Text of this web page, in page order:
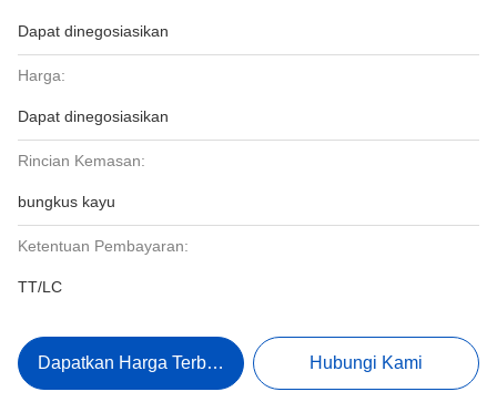
Dapat dinegosiasikan
Harga:
Dapat dinegosiasikan
Rincian Kemasan:
bungkus kayu
Ketentuan Pembayaran:
TT/LC
Dapatkan Harga Terbaik Hubungi Kami